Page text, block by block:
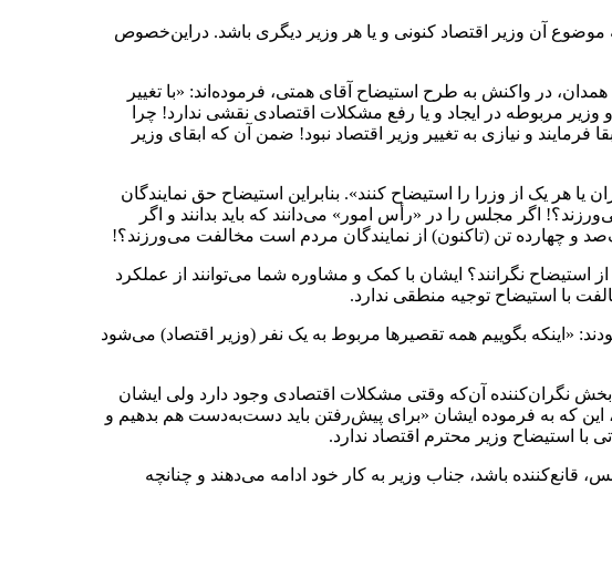
آن وزیر اقتصاد کنونی و یا هر وزیر دیگری باشد. دراین‌خصوص
همدان، در واکنش به طرح استیضاح آقای همتی، فرموده‌اند: «با تغییر
مربوطه در ایجاد و یا رفع مشکلات اقتصادی نقشی ندارد! چرا
فرمایند و نیازی به تغییر وزیر اقتصاد نبود! ضمن آن که ابقای وزیر
یا هر یک از وزرا را استیضاح کنند». بنابراین استیضاح حق نمایندگان
اگر مجلس را در «رأس امور» می‌دانند که باید بدانند و اگر
و چهارده تن (تاکنون) از نمایندگان مردم است مخالفت می‌ورزند؟!
استیضاح نگرانند؟ ایشان با کمک و مشاوره شما می‌توانند از عملکرد
با استیضاح توجیه منطقی ندارد.
«اینکه بگوییم همه تقصیرها مربوط به یک نفر (وزیر اقتصاد) می‌شود
بخش نگران‌کننده آن‌که وقتی مشکلات اقتصادی وجود دارد ولی ایشان
این که به فرموده ایشان «برای پیش‌رفتن باید دست‌به‌دست هم بدهیم و
با استیضاح وزیر محترم اقتصاد ندارد.
باشد، جناب وزیر به کار خود ادامه می‌دهند و چنانچه